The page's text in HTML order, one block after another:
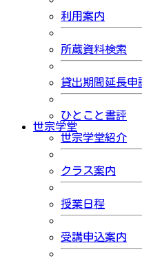
利用案内
所蔵資料検索
貸出期間延長申
ひとこと書評
世宗学堂
世宗学堂紹介
クラス案内
授業日程
受講申込案内